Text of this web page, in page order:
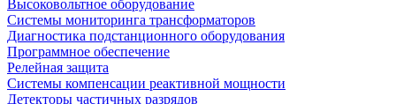
Высоковольтное оборудование
Системы мониторинга трансформаторов
Диагностика подстанционного оборудования
Программное обеспечение
Релейная защита
Системы компенсации реактивной мощности
Детекторы частичных разрядов